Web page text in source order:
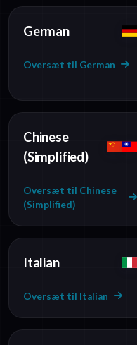
German
Oversæt til German
Chinese
(Simplified)
Oversæt til Chinese
(Simplified)
Italian
Oversæt til Italian